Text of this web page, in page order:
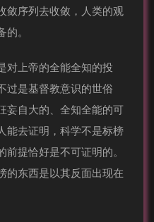
敛序列去收敛，人类的观
。
对上帝的全能全知的投
过是基督教意识的世俗
妄自大的、全知全能的可
能去证明，科学不是标榜
提恰好是不可证明的。
的东西是以其反面出现在